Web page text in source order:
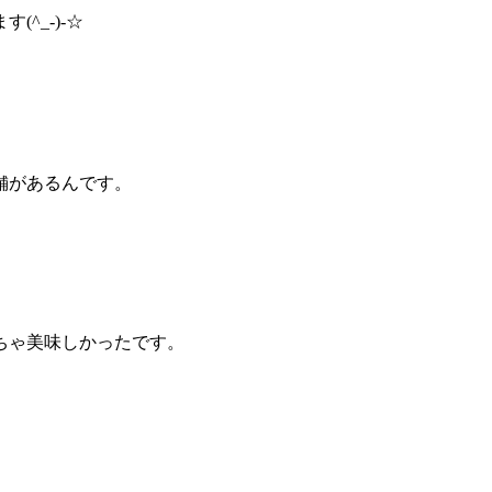
す(^_-)-☆
あるんです。
美味しかったです。